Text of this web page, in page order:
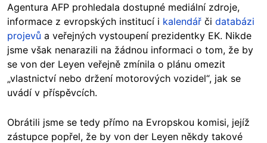
Agentura AFP prohledala dostupné mediální zdroje,
informace z evropských institucí i kalendář či databázi
projevů a veřejných vystoupení prezidentky EK. Nikde
jsme však nenarazili na žádnou informaci o tom, že by
se von der Leyen veřejně zmínila o plánu omezit
„vlastnictví nebo držení motorových vozidel“, jak se
uvádí v příspěvcích.
Obrátili jsme se tedy přímo na Evropskou komisi, jejíž
zástupce popřel, že by von der Leyen někdy takové